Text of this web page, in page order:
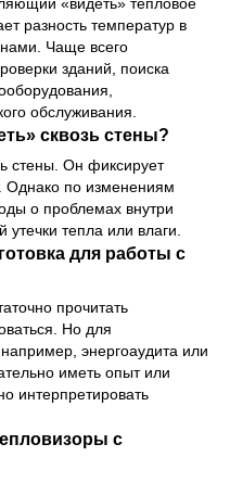
разность температур в
Чаще всего
зданий, поиска
обслуживания.
сквозь стены?
стены. Он фиксирует
Однако по изменениям
о проблемах внутри
тепла или влаги.
для работы с
прочитать
Но для
энергоаудита или
иметь опыт или
интерпретировать
с